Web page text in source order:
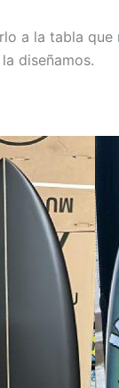
a la tabla
diseñamos.